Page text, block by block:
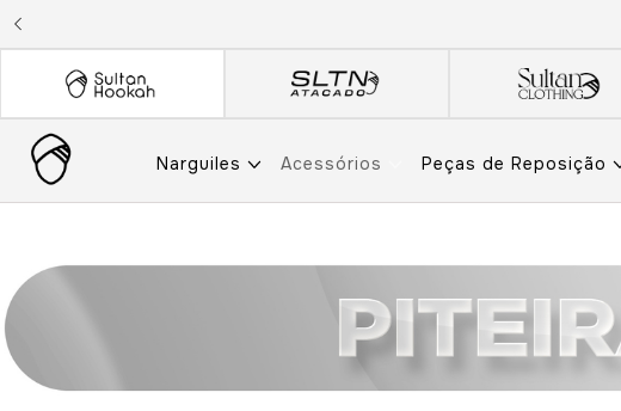
Narguiles Acessórios Peças de Reposição